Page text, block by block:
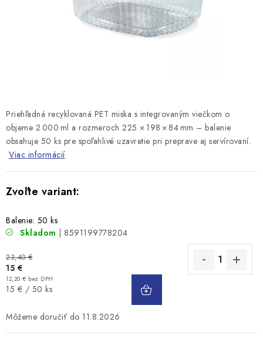
Priehľadná recyklovaná PET miska s integrovaným viečkom o
objeme 2 000 ml a rozmeroch 225 × 198 × 84 mm – balenie
obsahuje 50 ks pre spoľahlivé uzavretie pri preprave aj servírovaní.
Viac informácií
Balenie: 50 ks
Skladom
| 8591199778204
23,40 €
15 €
12,20 € bez DPH
Jednotková
15 € / 50 ks
11.8.2026